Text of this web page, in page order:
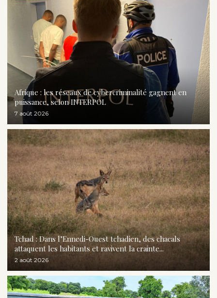
Afrique : les réseaux de cybercriminalité gagnent en
puissance, selon INTERPOL
7 août 2026
Tchad : Dans l’Ennedi-Ouest tchadien, des chacals
attaquent les habitants et ravivent la crainte...
2 août 2026